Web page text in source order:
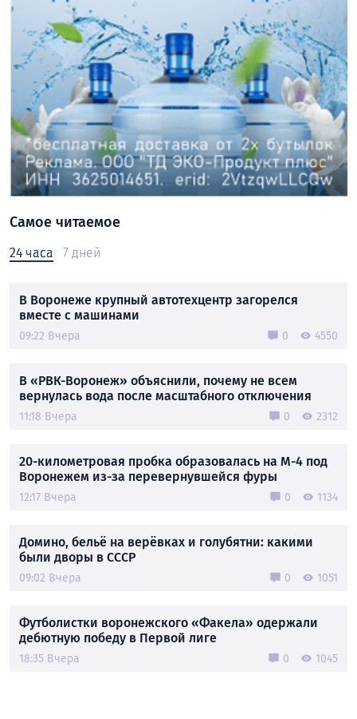
Самое читаемое
24 часа 7 дней
В Воронеже крупный автотехцентр загорелся
вместе с машинами
09:22 Вчера 0 4550
В «РВК-Воронеж» объяснили, почему не всем
вернулась вода после масштабного отключения
11:18 Вчера 0 2312
20-километровая пробка образовалась на М-4 под
Воронежем из-за перевернувшейся фуры
12:17 Вчера 0 1134
Домино, бельё на верёвках и голубятни: какими
были дворы в СССР
09:02 Вчера 0 1051
Футболистки воронежского «Факела» одержали
дебютную победу в Первой лиге
18:35 Вчера 0 1045